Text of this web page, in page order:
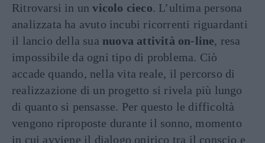
Ritrovarsi in unvicolo cieco. L’ultima persona
analizzata ha avuto incubi ricorrenti riguardanti
il lancio della sua nuova attività on-line, resa
impossibile da ogni tipo di problema. Ciò
accade quando, nella vita reale, il percorso di
realizzazione di un progetto si rivela più lungo
di quanto si pensasse. Per questo le difficoltà
vengono riproposte durante il sonno, momento
in cui avviene il dialogo onirico tra il conscio e